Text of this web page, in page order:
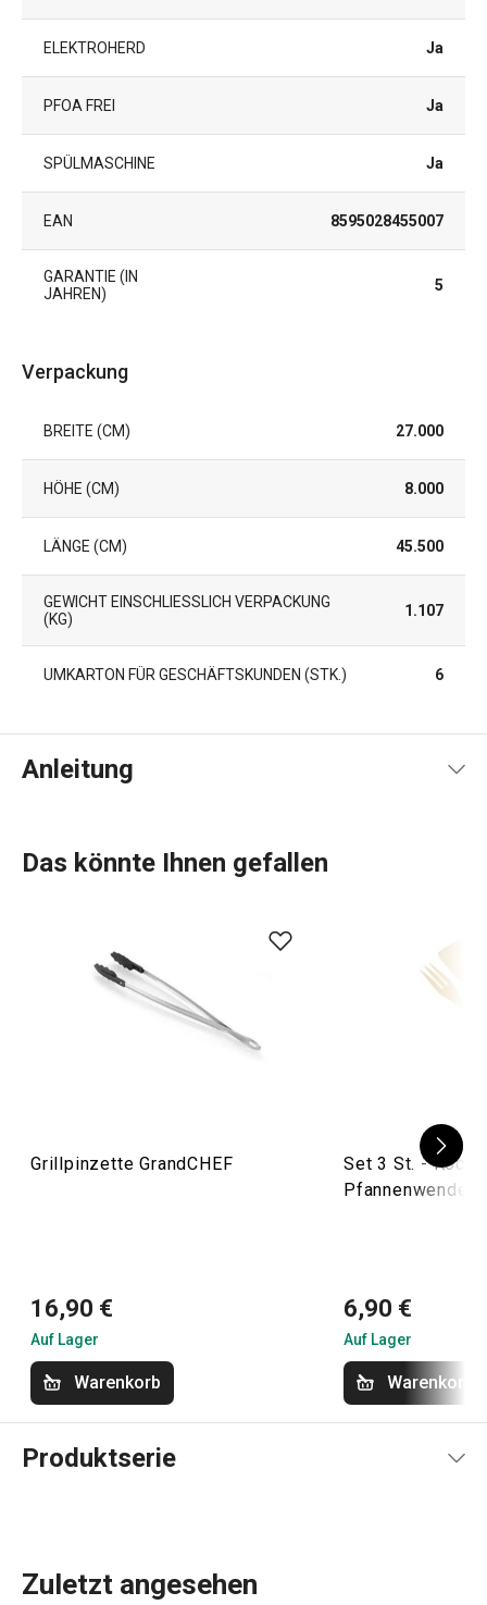
ELEKTROHERD Ja
PFOA FREI Ja
SPÜLMASCHINE Ja
EAN 8595028455007
GARANTIE (IN
JAHREN)
5
Verpackung
BREITE (CM) 27.000
HÖHE (CM) 8.000
LÄNGE (CM) 45.500
GEWICHT EINSCHLIESSLICH VERPACKUNG (
KG)
1.107
UMKARTON FÜR GESCHÄFTSKUNDEN (STK.) 6
Anleitung
Das könnte Ihnen gefallen
Grillpinzette GrandCHEF
16,90 €
Auf Lager
Warenkorb
Set 3 St. -
Pfannenwender,
6,90 €
Auf Lager
Warenkorb
Produktserie
Zuletzt angesehen